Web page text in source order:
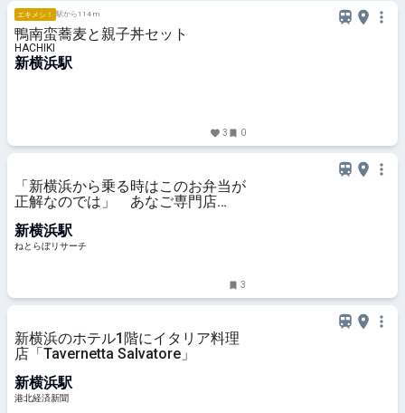
エキメシ！ 駅から114 m
鴨南蛮蕎麦と親子丼セット
HACHIKI
新横浜駅
3 0
「新横浜から乗る時はこのお弁当が
正解なのでは」 あなご専門店
アツのホックホク」「ひっくり返る
くらい美味しかった」（1/3） | グ
新横浜駅
ねとらぼリサーチ
3
新横浜のホテル1階にイタリア料理
店「Tavernetta Salvatore」
新横浜駅
港北経済新聞